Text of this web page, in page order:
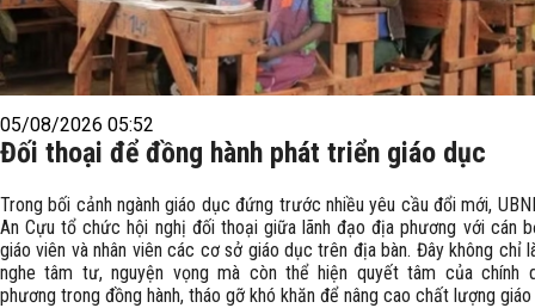
05/08/2026 05:52
Đối thoại để đồng hành phát triển giáo dục
Trong bối cảnh ngành giáo dục đứng trước nhiều yêu cầu đổi mới,
An Cựu tổ chức hội nghị đối thoại giữa lãnh đạo địa phương với cán
giáo viên và nhân viên các cơ sở giáo dục trên địa bàn. Đây không chỉ
nghe tâm tư, nguyện vọng mà còn thể hiện quyết tâm của chính
phương trong đồng hành, tháo gỡ khó khăn để nâng cao chất lượng